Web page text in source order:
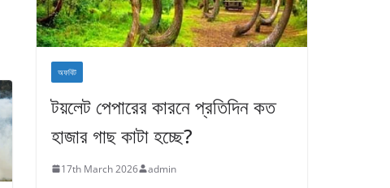
অফবিট
টয়লেট পেপারের কারনে প্রতিদিন কত
হাজার গাছ কাটা হচ্ছে?
17th March 2026 admin